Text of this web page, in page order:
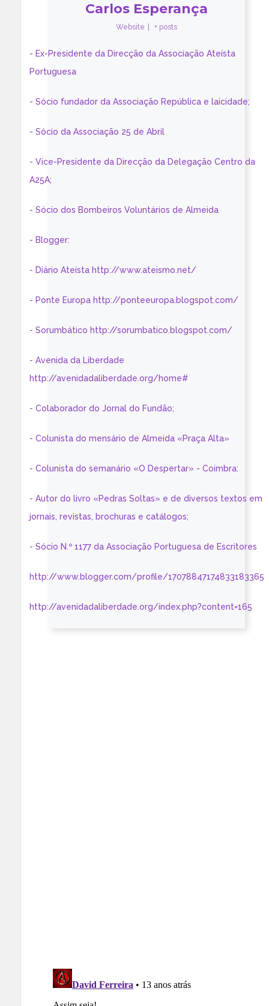
Carlos Esperança
Website + posts
- Ex-Presidente da Direcção da Associação Ateísta
Portuguesa
- Sócio fundador da Associação República e laicidade;
- Sócio da Associação 25 de Abril
- Vice-Presidente da Direcção da Delegação Centro da
A25A;
- Sócio dos Bombeiros Voluntários de Almeida
- Blogger:
- Diário Ateísta http://www.ateismo.net/
- Ponte Europa http://ponteeuropa.blogspot.com/
- Sorumbático http://sorumbatico.blogspot.com/
- Avenida da Liberdade
http://avenidadaliberdade.org/home#
- Colaborador do Jornal do Fundão;
- Colunista do mensário de Almeida «Praça Alta»
- Colunista do semanário «O Despertar» - Coimbra:
- Autor do livro «Pedras Soltas» e de diversos textos em
jornais, revistas, brochuras e catálogos;
- Sócio N.º 1177 da Associação Portuguesa de Escritores
http://www.blogger.com/profile/17078847174833183365
http://avenidadaliberdade.org/index.php?content=165